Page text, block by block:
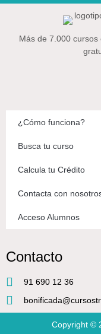
Más de 7.000
¿Cómo funciona?
Busca tu curso
Calcula tu Crédito
Contacta con
Acceso Alumnos
Contacto
91 690 12 36
Copyright ©